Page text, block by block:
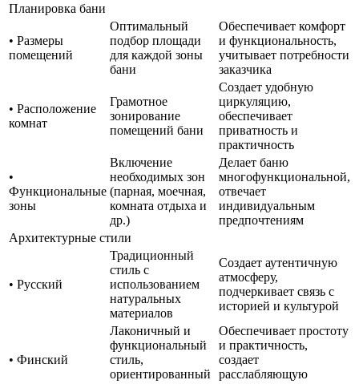
Планировка бани
• Размеры
помещений
Оптимальный
подбор площади
для каждой зоны
бани
Обеспечивает комфорт
и функциональность,
учитывает потребности
заказчика
• Расположение
комнат
Грамотное
зонирование
помещений бани
Создает удобную
циркуляцию,
обеспечивает
приватность и
практичность
•
Функциональные
зоны
Включение
необходимых зон
(парная, моечная,
комната отдыха и
др.)
Делает баню
многофункциональной,
отвечает
индивидуальным
предпочтениям
Архитектурные стили
• Русский
Традиционный
стиль с
использованием
натуральных
материалов
Создает аутентичную
атмосферу,
подчеркивает связь с
историей и культурой
• Финский
Лаконичный и
функциональный
стиль,
ориентированный
Обеспечивает простоту
и практичность,
создает
расслабляющую